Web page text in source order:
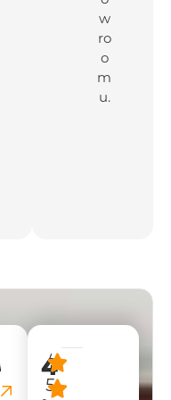
w
ro
o
m
u.
4
/
5